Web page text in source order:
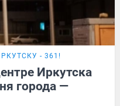
- 361!
Иркутска
города —